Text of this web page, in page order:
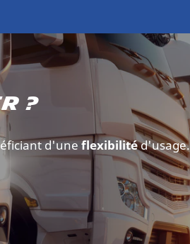
?
d'uneflexibilitéd'usage.